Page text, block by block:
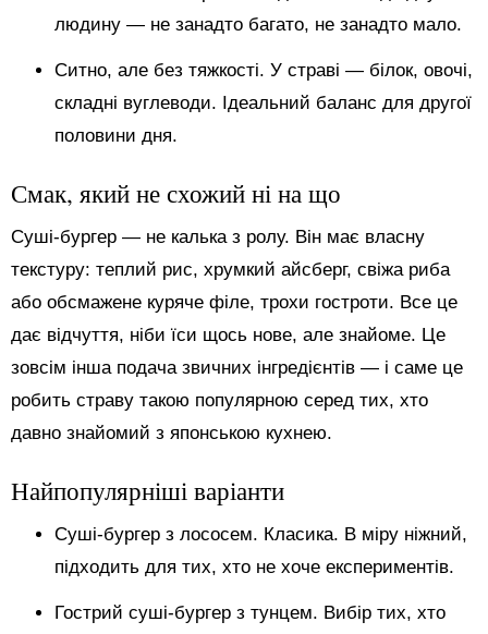
людину — не занадто багато, не занадто мало.
Ситно, але без тяжкості. У страві — білок, овочі,
складні вуглеводи. Ідеальний баланс для другої
половини дня.
Смак, який не схожий ні на що
Суші-бургер — не калька з ролу. Він має власну
текстуру: теплий рис, хрумкий айсберг, свіжа риба
або обсмажене куряче філе, трохи гостроти. Все це
дає відчуття, ніби їси щось нове, але знайоме. Це
зовсім інша подача звичних інгредієнтів — і саме це
робить страву такою популярною серед тих, хто
давно знайомий з японською кухнею.
Найпопулярніші варіанти
Суші-бургер з лососем. Класика. В міру ніжний,
підходить для тих, хто не хоче експериментів.
Гострий суші-бургер з тунцем. Вибір тих, хто